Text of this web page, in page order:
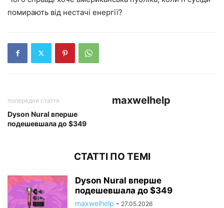
помирають від нестачі енергії?
попередня стаття
Dyson Nural вперше
подешевшала до $349
maxwelhelp
СТАТТІ ПО ТЕМІ
Dyson Nural вперше
подешевшала до $349
maxwelhelp - 27.05.2026